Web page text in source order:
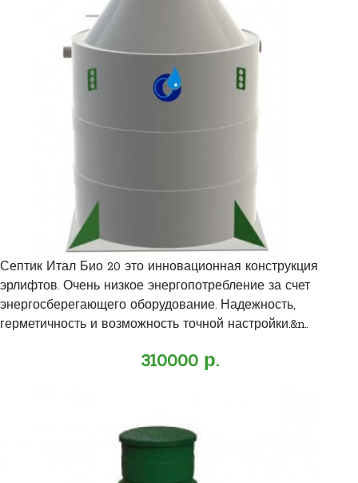
Септик Итал Био 20 это инновационная конструкция
эрлифтов. Очень низкое энергопотребление за счет
энергосберегающего оборудование. Надежность,
герметичность и возможность точной настройки.&n..
310000 р.